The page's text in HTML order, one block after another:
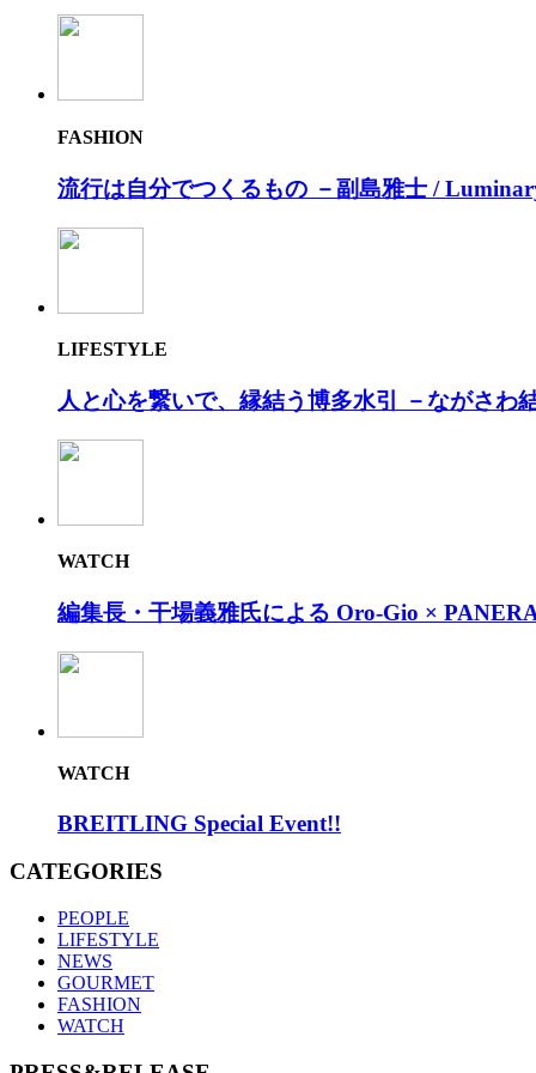
FASHION
流⾏は⾃分でつくるもの －副島雅⼠ /
LIFESTYLE
人と心を繋いで、縁結う博多水引 －ながさわ
WATCH
編集長・干場義雅氏による Oro-Gio ×
WATCH
BREITLING Special Event!!
CATEGORIES
PEOPLE
LIFESTYLE
NEWS
GOURMET
FASHION
WATCH